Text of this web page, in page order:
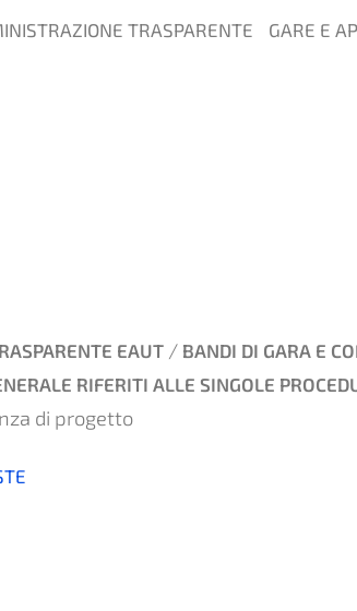
TRASPARENTE GARE E
EAUT / BANDI DI GARA E
RIFERITI ALLE SINGOLE
di progetto